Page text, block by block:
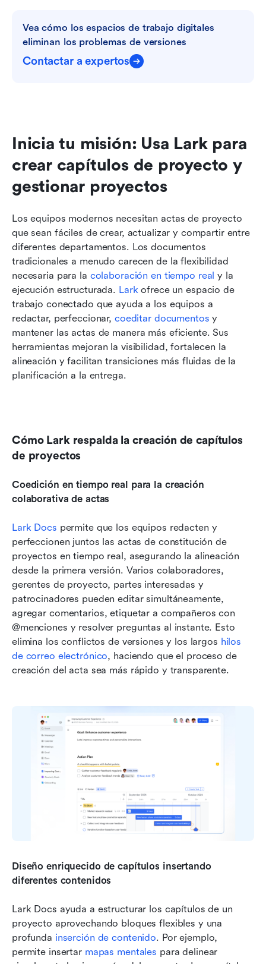
Vea cómo los espacios de trabajo digitales
eliminan los problemas de versiones
Contactar a expertos
Inicia tu misión: Usa Lark para
crear capítulos de proyecto y
gestionar proyectos
Los equipos modernos necesitan actas de proyecto
que sean fáciles de crear, actualizar y compartir entre
diferentes departamentos. Los documentos
tradicionales a menudo carecen de la flexibilidad
necesaria para la colaboración en tiempo real y la
ejecución estructurada. Lark ofrece un espacio de
trabajo conectado que ayuda a los equipos a
redactar, perfeccionar, coeditar documentos y
mantener las actas de manera más eficiente. Sus
herramientas mejoran la visibilidad, fortalecen la
alineación y facilitan transiciones más fluidas de la
planificación a la entrega.
Cómo Lark respalda la creación de capítulos
de proyectos
Coedición en tiempo real para la creación
colaborativa de actas
Lark Docs permite que los equipos redacten y
perfeccionen juntos las actas de constitución de
proyectos en tiempo real, asegurando la alineación
desde la primera versión. Varios colaboradores,
gerentes de proyecto, partes interesadas y
patrocinadores pueden editar simultáneamente,
agregar comentarios, etiquetar a compañeros con
@menciones y resolver preguntas al instante. Esto
elimina los conflictos de versiones y los largos hilos
de correo electrónico, haciendo que el proceso de
creación del acta sea más rápido y transparente.
Diseño enriquecido de capítulos insertando
diferentes contenidos
Lark Docs ayuda a estructurar los capítulos de un
proyecto aprovechando bloques flexibles y una
profunda inserción de contenido. Por ejemplo,
permite insertar mapas mentales para delinear